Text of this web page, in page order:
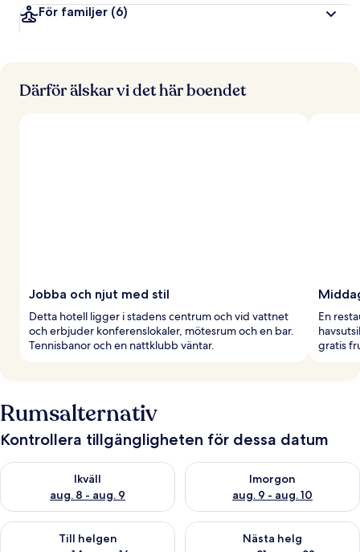
För familjer (6)
Därför älskar vi det här boendet
Jobba och njut med stil
Detta hotell ligger i stadens centrum och vid vattnet
och erbjuder konferenslokaler, mötesrum och en bar.
Tennisbanor och en nattklubb väntar.
En
gratis
Rumsalternativ
Kontrollera tillgängligheten för dessa datum
Ikväll
aug. 8 - aug. 9
Kontrollera tillgängligheten för ikväll aug. 8 - aug. 9
Imorgon
aug. 9 - aug. 10
Kontrollera tillgängligheten
Till helgen
Kontrollera tillgängligheten för den här helgen aug. 14 - aug.
Nästa helg
Kontrollera tillgängligheten